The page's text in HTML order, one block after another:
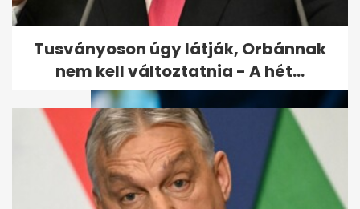
vasárnaptól ismét erősödik a
hőség
Tusványoson úgy látják, Orbánnak
nem kell változtatnia - A hét...